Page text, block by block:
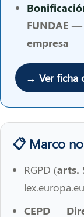
FUNDAE
empresa
→ Ver ficha
📋 Marco
RGPD (arts.
lex.europa.eu
CEPD —